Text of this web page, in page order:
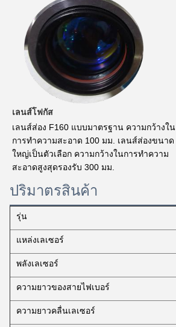
เลนส์โฟกัส
เลนส์ส่อง F160 แบบมาตรฐาน ความกว้างใน
การทําความสะอาด 100 มม. เลนส์ส่องขนาด
ใหญ่เป็นตัวเลือก ความกว้างในการทําความ
สะอาดสูงสุดรองรับ 300 มม.
ปริมาตรสินค้า
รุ่น
แหล่งเลเซอร์
พลังเลเซอร์
ความยาวของสายไฟเบอร์
ความยาวคลื่นเลเซอร์